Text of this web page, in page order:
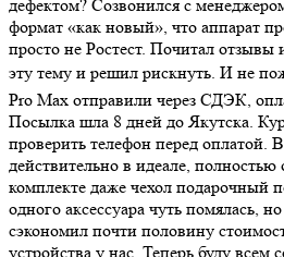
дефектом? Созвонился с
формат «как новый», что аппарат
просто не Ростест. Почитал отзывы
эту тему и решил рискнуть. И не
Pro Max отправили через СДЭК,
Посылка шла 8 дней до Якутска.
проверить телефон перед оплатой.
действительно в идеале,
комплекте даже чехол подарочный
одного аксессуара чуть помялась,
сэкономил почти половину
устройства у нас. Теперь буду всем